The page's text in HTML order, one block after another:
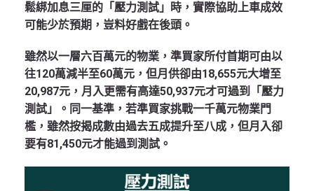
鬆綁加息三厘的「壓力測試」時，實際協助上車成效
可能少於預期，豈料好戲在後頭。
雖然以一層六百萬元的物業，準買家所付首期可由以
往120萬減半至60萬元，但月供卻由18,655元大增至
20,987元，月入更需有高達50,937元才可過到「壓力
測試」。同一基準，若準買家挑戰一千萬元物業門
檻，雖然按揭成數由過去五成提升至八成，但月入卻
要有81,450元才能過到測試。